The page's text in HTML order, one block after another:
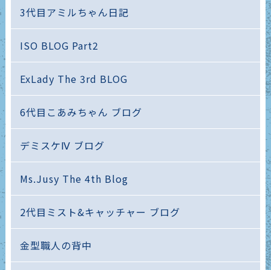
3代目アミルちゃん日記
ISO BLOG Part2
ExLady The 3rd BLOG
6代目こあみちゃん ブログ
デミスケⅣ ブログ
Ms.Jusy The 4th Blog
2代目ミスト&キャッチャー ブログ
金型職人の背中